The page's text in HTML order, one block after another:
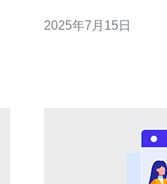
力于为客户提供最优质的安全保障
2025年7月15日